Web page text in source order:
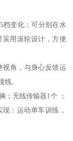
档变化；可分别在水
用滚轮设计，方便
视角，与身心反馈运
线。
；无线传输器1个 ；
：运动单车训练，